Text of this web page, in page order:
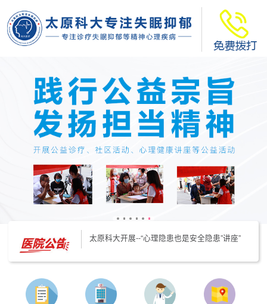
太原科大开展--“心理隐患也是安全隐患”讲座”